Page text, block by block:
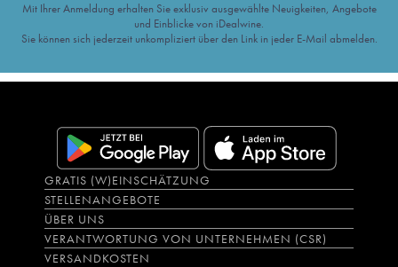
Mit Ihrer Anmeldung erhalten Sie exklusiv ausgewählte Neuigkeiten, Angebote
und Einblicke von iDealwine.
Sie können sich jederzeit unkompliziert über den Link in jeder E-Mail abmelden.
GRATIS (W)EINSCHÄTZUNG
STELLENANGEBOTE
ÜBER UNS
VERANTWORTUNG VON UNTERNEHMEN (CSR)
VERSANDKOSTEN